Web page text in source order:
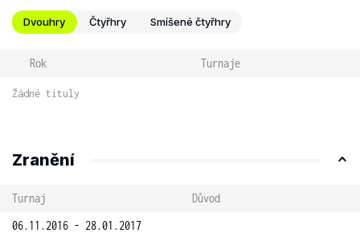
Dvouhry Čtyřhry Smíšené čtyřhry
Rok Turnaje
Žádné tituly
Zranění
Turnaj
Důvod
06.11.2016 - 28.01.2017